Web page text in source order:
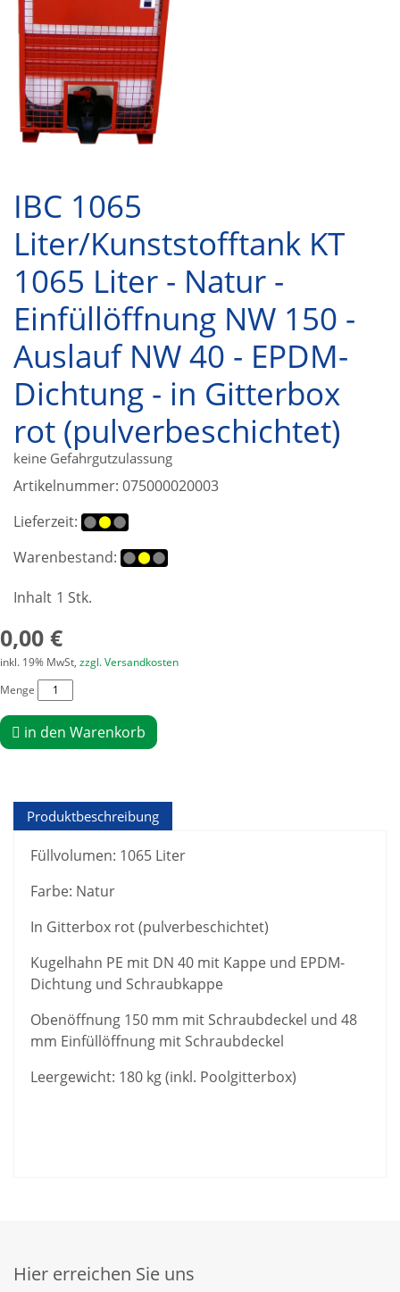
IBC 1065
Liter/Kunststofftank KT
1065 Liter - Natur -
Einfüllöffnung NW 150 -
Auslauf NW 40 - EPDM-
Dichtung - in Gitterbox
rot (pulverbeschichtet)
keine Gefahrgutzulassung
Artikelnummer: 075000020003
Lieferzeit:
Warenbestand:
Inhalt 1 Stk.
0,00 €
inkl. 19% MwSt, zzgl. Versandkosten
Menge
in den Warenkorb
Produktbeschreibung
Füllvolumen: 1065 Liter
Farbe: Natur
In Gitterbox rot (pulverbeschichtet)
Kugelhahn PE mit DN 40 mit Kappe und EPDM-
Dichtung und Schraubkappe
Obenöffnung 150 mm mit Schraubdeckel und 48
mm Einfüllöffnung mit Schraubdeckel
Leergewicht: 180 kg (inkl. Poolgitterbox)
Hier erreichen Sie uns